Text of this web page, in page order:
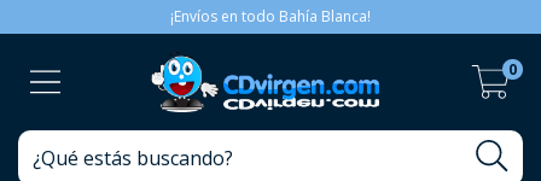
¡Envíos en todo Bahía Blanca!
0